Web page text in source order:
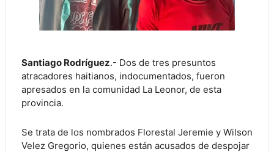
Santiago Rodríguez.- Dos de tres presuntos
atracadores haitianos, indocumentados, fueron
apresados en la comunidad La Leonor, de esta
provincia.
Se trata de los nombrados Florestal Jeremie y Wilson
Velez Gregorio, quienes están acusados de despojar